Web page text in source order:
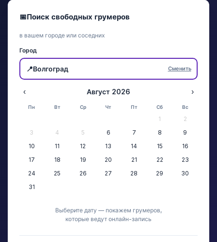
📅Поиск свободных грумеров
в вашем городе или соседних
Город
📍Волгоград Сменить
‹ Август 2026 ›
Пн Вт Ср Чт Пт Сб Вс
1
2
3
4 5 6 7 8
9
10
11 12 13 14 15
16
17
18 19 20 21 22
23
24
25 26 27 28 29
30
31
Выберите дату — покажем грумеров,
которые ведут онлайн-запись